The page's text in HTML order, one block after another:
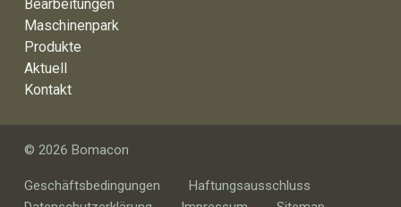
Bearbeitungen
Maschinenpark
Produkte
Aktuell
Kontakt
© 2026 Bomacon
Geschäftsbedingungen
Haftungsausschluss